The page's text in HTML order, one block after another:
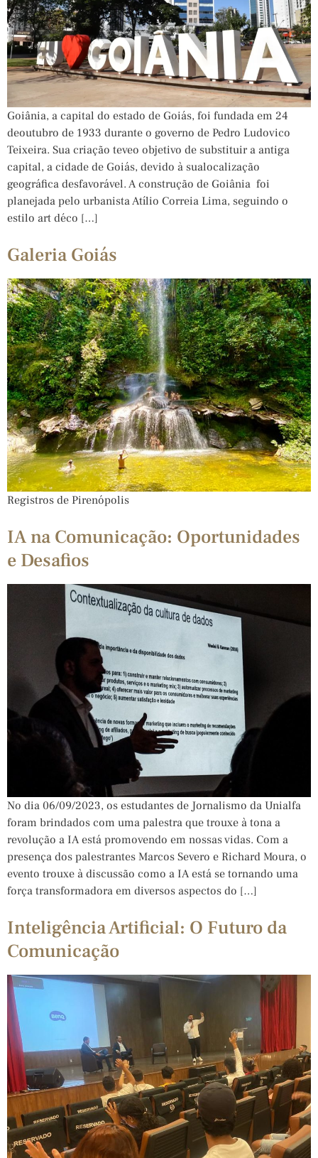
Goiânia, a capital do estado de Goiás, foi fundada em 24
deoutubro de 1933 durante o governo de Pedro Ludovico
Teixeira. Sua criação teveo objetivo de substituir a antiga
capital, a cidade de Goiás, devido à sualocalização
geográfica desfavorável. A construção de Goiânia foi
planejada pelo urbanista Atílio Correia Lima, seguindo o
estilo art déco […]
Galeria Goiás
Registros de Pirenópolis
IA na Comunicação: Oportunidades
e Desafios
No dia 06/09/2023, os estudantes de Jornalismo da Unialfa
foram brindados com uma palestra que trouxe à tona a
revolução a IA está promovendo em nossas vidas. Com a
presença dos palestrantes Marcos Severo e Richard Moura, o
evento trouxe à discussão como a IA está se tornando uma
força transformadora em diversos aspectos do […]
Inteligência Artificial: O Futuro da
Comunicação